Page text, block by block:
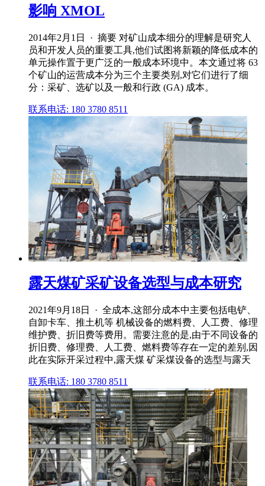
影响 XMOL
2014年2月1日 · 摘要 对矿山成本细分的理解是研究人
员和开发人员的重要工具,他们试图将新颖的降低成本的
单元操作置于更广泛的一般成本环境中。本文通过将 63
个矿山的运营成本分为三个主要类别,对它们进行了细
分：采矿、选矿以及一般和行政 (GA) 成本。
联系电话: 180 3780 8511
露天煤矿采矿设备选型与成本研究
2021年9月18日 · 全成本,这部分成本中主要包括电铲、
自卸卡车、推土机等 机械设备的燃料费、人工费、修理
维护费、折旧费等费用。需要注意的是,由于不同设备的
折旧费、修理费、人工费、燃料费等存在一定的差别,因
此在实际开采过程中,露天煤 矿采煤设备的选型与露天
联系电话: 180 3780 8511